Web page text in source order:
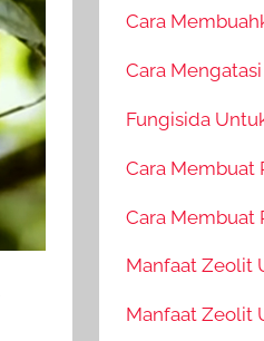
Cara
Cara
Fungisida
Cara Membuat
Cara Membuat
Manfaat Zeolit
Manfaat Zeolit